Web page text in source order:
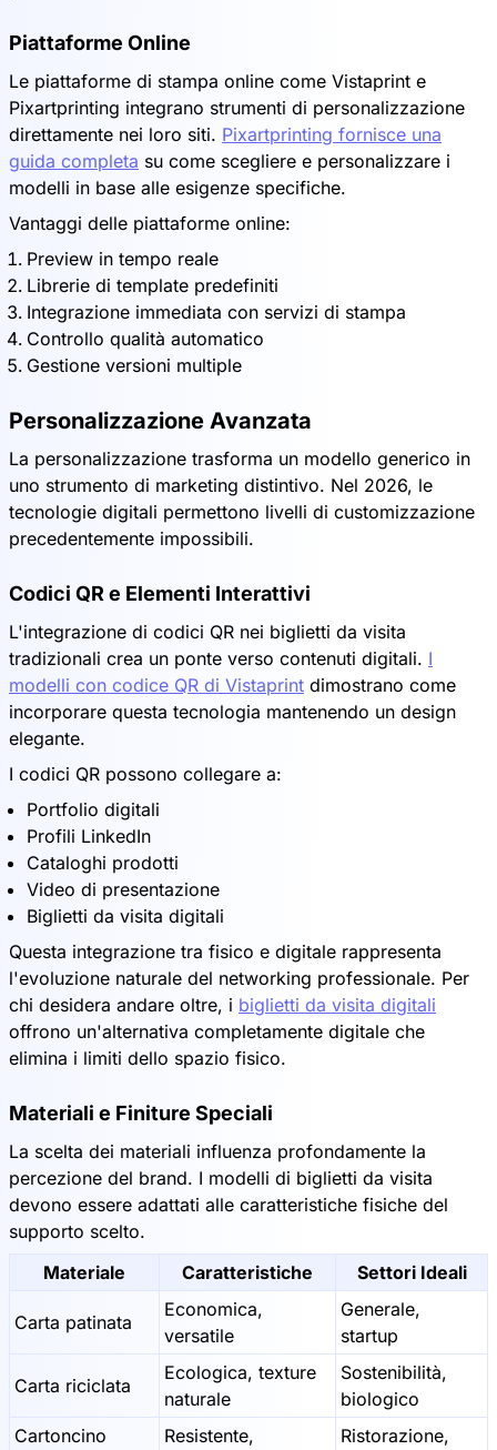
Piattaforme Online
Le piattaforme di stampa online come Vistaprint e
Pixartprinting integrano strumenti di personalizzazione
direttamente nei loro siti. Pixartprinting fornisce una
guida completa su come scegliere e personalizzare i
modelli in base alle esigenze specifiche.
Vantaggi delle piattaforme online:
Preview in tempo reale
Librerie di template predefiniti
Integrazione immediata con servizi di stampa
Controllo qualità automatico
Gestione versioni multiple
Personalizzazione Avanzata
La personalizzazione trasforma un modello generico in
uno strumento di marketing distintivo. Nel 2026, le
tecnologie digitali permettono livelli di customizzazione
precedentemente impossibili.
Codici QR e Elementi Interattivi
L'integrazione di codici QR nei biglietti da visita
tradizionali crea un ponte verso contenuti digitali. I
modelli con codice QR di Vistaprint dimostrano come
incorporare questa tecnologia mantenendo un design
elegante.
I codici QR possono collegare a:
Portfolio digitali
Profili LinkedIn
Cataloghi prodotti
Video di presentazione
Biglietti da visita digitali
Questa integrazione tra fisico e digitale rappresenta
l'evoluzione naturale del networking professionale. Per
chi desidera andare oltre, i biglietti da visita digitali
offrono un'alternativa completamente digitale che
elimina i limiti dello spazio fisico.
Materiali e Finiture Speciali
La scelta dei materiali influenza profondamente la
percezione del brand. I modelli di biglietti da visita
devono essere adattati alle caratteristiche fisiche del
supporto scelto.
Materiale
Caratteristiche Settori Ideali
Carta patinata
Economica,
versatile
Generale,
startup
Carta riciclata
Ecologica, texture
naturale
Sostenibilità,
biologico
Cartoncino
Resistente,
Ristorazione,